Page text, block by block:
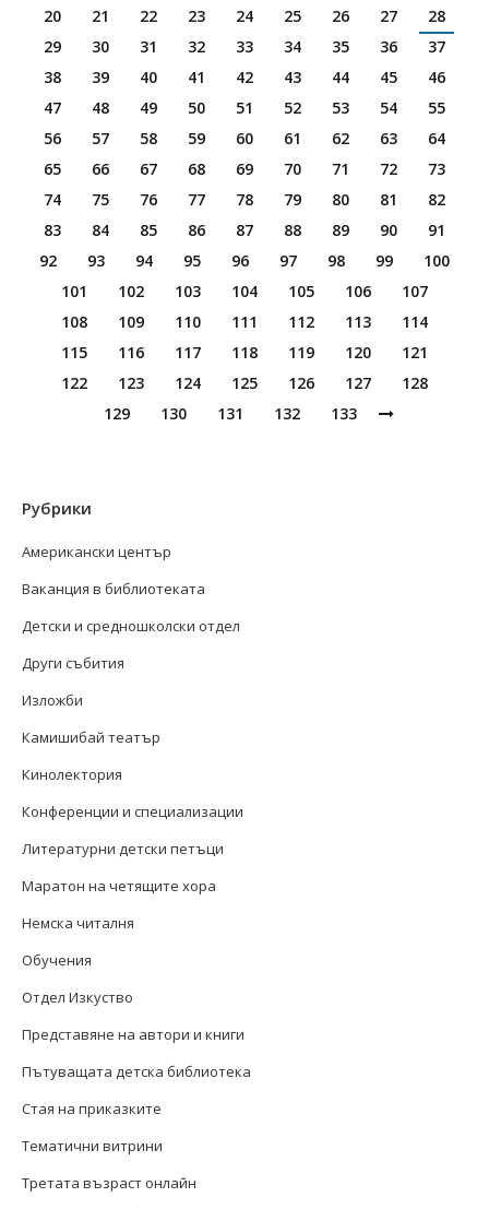
20 21 22 23 24 25 26 27
28
29
30 31 32 33 34 35 36
37
38
39 40 41 42 43 44 45
46
47
48 49 50 51 52 53 54
55
56
57 58 59 60 61 62 63
64
65
66 67 68 69 70 71 72
73
74
75 76 77 78 79 80 81
82
83
84 85 86 87 88 89 90
91
92
93 94 95 96 97 98 99
100
101
102 103 104 105 106
107
108
109 110 111 112 113
114
115
116 117 118 119 120
121
122
123 124 125 126 127
128
129
130 131 132 133
Рубрики
Американски център
Ваканция в библиотеката
Детски и средношколски отдел
Други събития
Изложби
Камишибай театър
Кинолектория
Конференции и специализации
Литературни детски петъци
Маратон на четящите хора
Немска читалня
Обучения
Отдел Изкуство
Представяне на автори и книги
Пътуващата детска библиотека
Стая на приказките
Тематични витрини
Третата възраст онлайн